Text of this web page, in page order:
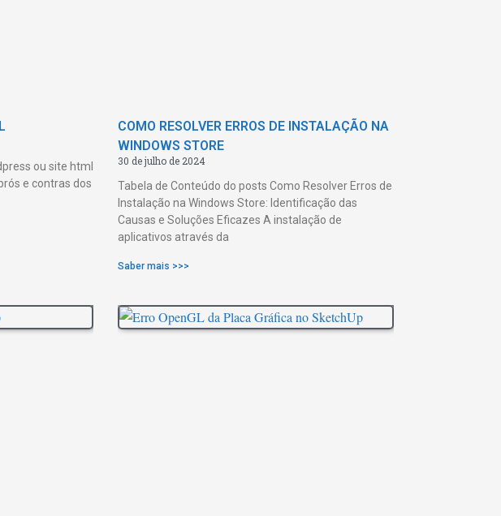
ou site html
e contras dos
COMO RESOLVER ERROS DE INSTALAÇÃO NA
WINDOWS STORE
30 de julho de 2024
Tabela de Conteúdo do posts Como Resolver Erros de
Instalação na Windows Store: Identificação das
Causas e Soluções Eficazes A instalação de
aplicativos através da
Saber mais >>>